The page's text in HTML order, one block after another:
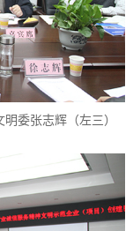
委张志辉（左三）